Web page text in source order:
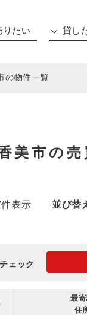
りたい 貸し
の物件一覧
美市の売
件表示
並び替
ェック
最
住